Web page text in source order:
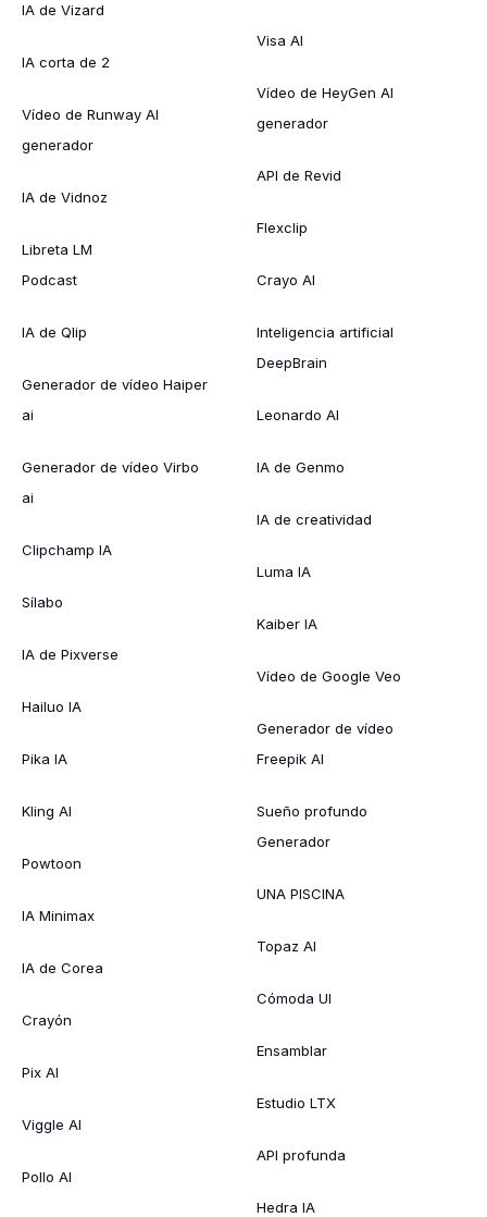
IA de Vizard
IA corta de 2
Vídeo de Runway AI
generador
IA de Vidnoz
Libreta LM
Podcast
IA de Qlip
Generador de vídeo Haiper
ai
Generador de vídeo Virbo
ai
Clipchamp IA
Sílabo
IA de Pixverse
Hailuo IA
Pika IA
Kling AI
Powtoon
IA Minimax
IA de Corea
Crayón
Pix AI
Viggle AI
Pollo AI
Visa AI
Vídeo de HeyGen AI
generador
API de Revid
Flexclip
Crayo AI
Inteligencia artificial
DeepBrain
Leonardo AI
IA de Genmo
IA de creatividad
Luma IA
Kaiber IA
Vídeo de Google Veo
Generador de vídeo
Freepik AI
Sueño profundo
Generador
UNA PISCINA
Topaz AI
Cómoda UI
Ensamblar
Estudio LTX
API profunda
Hedra IA